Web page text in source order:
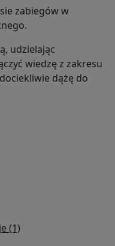
zabiegów w
udzielając
wiedzę z zakresu
dążę do
(1)